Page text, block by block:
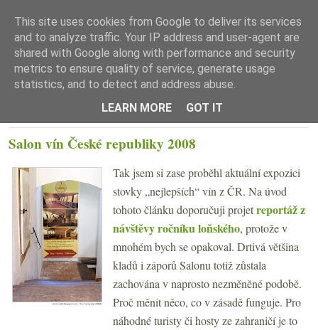
☰ Menu
Salon vín České republiky 2008
Tak jsem si zase proběhl aktuální expozici
stovky „nejlepších“ vín z ČR. Na úvod
tohoto článku doporučuji projetreportáž z
návštěvy ročníku loňského, protože v
mnohém bych se opakoval. Drtivá většina
kladů i záporů Salonu totiž zůstala
zachována v naprosto nezměněné podobě.
Proč měnit něco, co v zásadě funguje. Pro
náhodné turisty či hosty ze zahraničí je to
This site uses cookies from Google to deliver its services
and to analyze traffic. Your IP address and user-agent are
shared with Google along with performance and security
metrics to ensure quality of service, generate usage
statistics, and to detect and address abuse.
LEARN MORE
GOT IT